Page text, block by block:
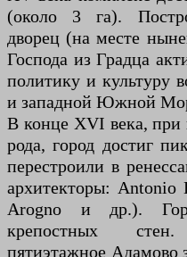
(около 3 га).
дворец (на месте
Господа из Градца
политику и культуру
и западной Южной
В конце XVI века, при
рода, город достиг
перестроили в
архитекторы: Antonio
Arogno и др.).
крепостных
пятиэтажное Адамово